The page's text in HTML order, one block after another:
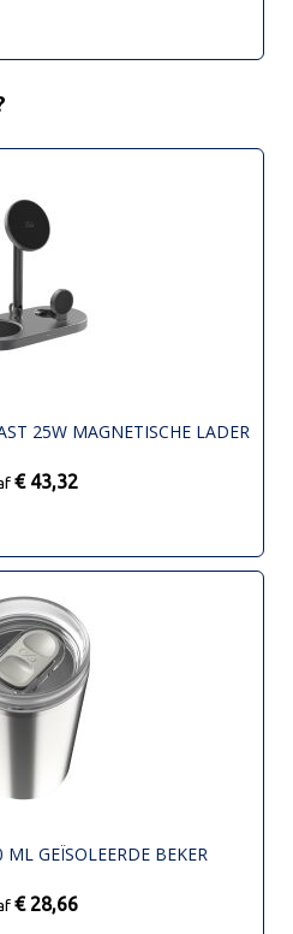
25W MAGNETISCHE LADER
€ 43,32
GEÏSOLEERDE BEKER
€ 28,66